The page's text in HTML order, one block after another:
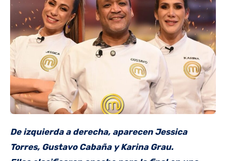
De izquierda a derecha, aparecen Jessica
Torres, Gustavo Cabaña y Karina Grau.